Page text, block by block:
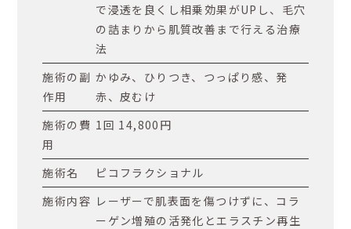
で浸透を良くし相乗効果がUPし、毛穴
の詰まりから肌質改善まで行える治療
法
施術の副
作用
かゆみ、ひりつき、つっぱり感、発
赤、皮むけ
施術の費
用
1回 14,800円
施術名
ピコフラクショナル
施術内容 レーザーで肌表面を傷つけずに、コラ
ーゲン増殖の活発化とエラスチン再生